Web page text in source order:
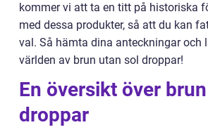
kommer vi att ta en titt på historiska
med dessa produkter, så att du kan
val. Så hämta dina anteckningar och
världen av brun utan sol droppar!
En översikt över
droppar